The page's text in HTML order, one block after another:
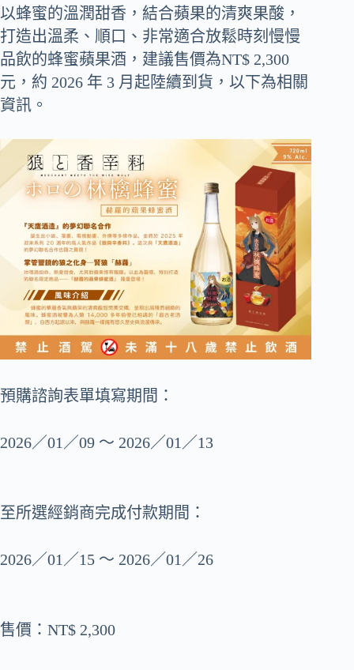
以蜂蜜的溫潤甜香，結合蘋果的清爽果酸，
打造出溫柔、順口、非常適合放鬆時刻慢慢
品飲的蜂蜜蘋果酒，建議售價為NT$ 2,300
元，約 2026 年 3 月起陸續到貨，以下為相關
資訊。
預購諮詢表單填寫期間：
2026／01／09 ～ 2026／01／13
至所選經銷商完成付款期間：
2026／01／15 ～ 2026／01／26
售價：NT$ 2,300